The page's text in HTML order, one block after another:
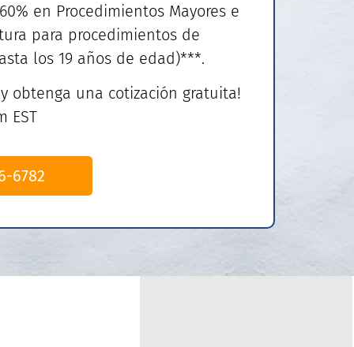
en Procedimientos Mayores e
para procedimientos de
los 19 años de edad)***.
obtenga una cotización gratuita!
EST
6782